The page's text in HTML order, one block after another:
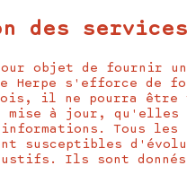
des
objet de fournir
Herpe s'efforce de
il ne pourra être
mise à jour,
Tous
susceptibles
Ils sont